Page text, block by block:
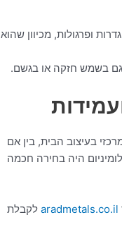
ופרגולות, מכיוון שהוא
גם בשמש חזקה או בגשם.
בעיצוב הבית, בין אם
היה בחירה חכמה
aradmetals.co.il לקבלת